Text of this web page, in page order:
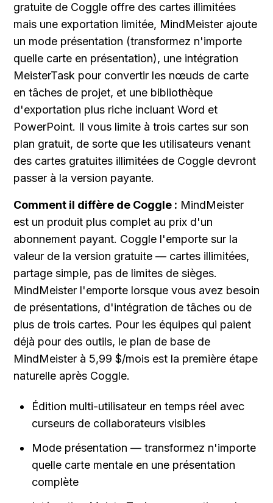
gratuite de Coggle offre des cartes illimitées
mais une exportation limitée, MindMeister ajoute
un mode présentation (transformez n'importe
quelle carte en présentation), une intégration
MeisterTask pour convertir les nœuds de carte
en tâches de projet, et une bibliothèque
d'exportation plus riche incluant Word et
PowerPoint. Il vous limite à trois cartes sur son
plan gratuit, de sorte que les utilisateurs venant
des cartes gratuites illimitées de Coggle devront
passer à la version payante.
Comment il diffère de Coggle : MindMeister
est un produit plus complet au prix d'un
abonnement payant. Coggle l'emporte sur la
valeur de la version gratuite — cartes illimitées,
partage simple, pas de limites de sièges.
MindMeister l'emporte lorsque vous avez besoin
de présentations, d'intégration de tâches ou de
plus de trois cartes. Pour les équipes qui paient
déjà pour des outils, le plan de base de
MindMeister à 5,99 $/mois est la première étape
naturelle après Coggle.
Édition multi-utilisateur en temps réel avec
curseurs de collaborateurs visibles
Mode présentation — transformez n'importe
quelle carte mentale en une présentation
complète